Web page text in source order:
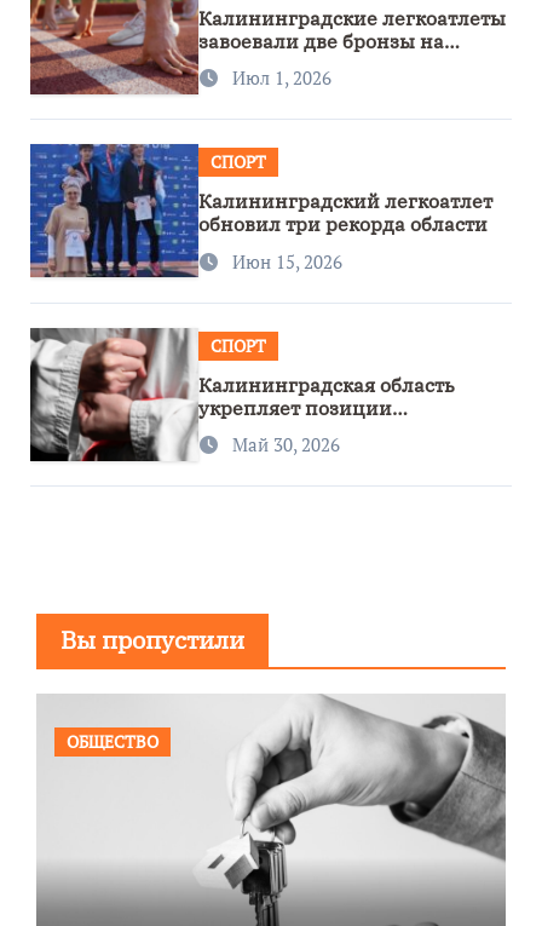
Калининградские легкоатлеты
завоевали две бронзы на
первенстве России
Июл 1, 2026
СПОРТ
Калининградский легкоатлет
обновил три рекорда области
Июн 15, 2026
СПОРТ
Калининградская область
укрепляет позиции
спортивного региона
Май 30, 2026
Вы пропустили
ОБЩЕСТВО